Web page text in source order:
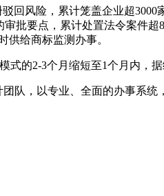
风险，累计笼盖企业超3000
要点，累计处置法令案件超
供给商标监测办事。
的2-3个月缩短至1个月内，据
，以专业、全面的办事系统